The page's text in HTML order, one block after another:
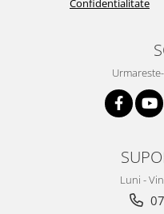
Confidentialitate
Luni -